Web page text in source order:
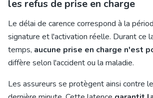
les refus de prise en charge
Le délai de carence correspond à la
signature et l'activation réelle. Durant ce
temps, aucune prise en charge n'est
diffère selon l'accident ou la maladie.
Les assureurs se protègent ainsi contre